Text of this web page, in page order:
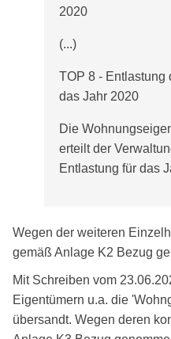
2020
(...)
TOP 8 - Entlastung
das Jahr 2020
Die
erteilt der
Entlastung für das
Wegen der weiteren
gemäß Anlage K2 Bezug
Mit Schreiben vom
Eigentümern u.a. die
übersandt. Wegen deren